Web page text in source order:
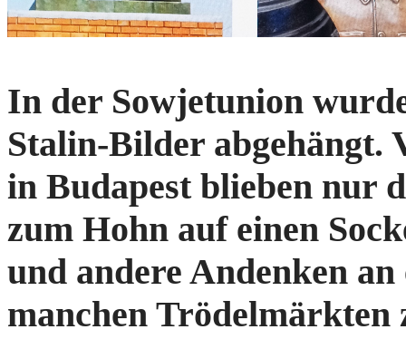
In der Sowjetunion
Stalin-Bilder abgehängt.
in Budapest blieben nur
zum Hohn auf einen
und andere Andenken
manchen Trödelmärkten